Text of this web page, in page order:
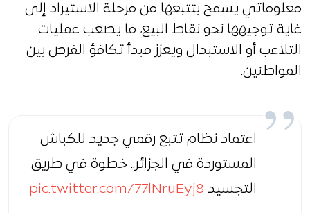
معلوماتي يسمح بتتبعها من مرحلة الاستيراد إلى
غاية توجيهها نحو نقاط البيع، ما يصعب عمليات
التلاعب أو الاستبدال ويعزز مبدأ تكافؤ الفرص بين
المواطنين.
اعتماد نظام تتبع رقمي جديد للكباش
المستوردة في الجزائر.. خطوة في طريق
التجسيد pic.twitter.com/77lNruEyj8